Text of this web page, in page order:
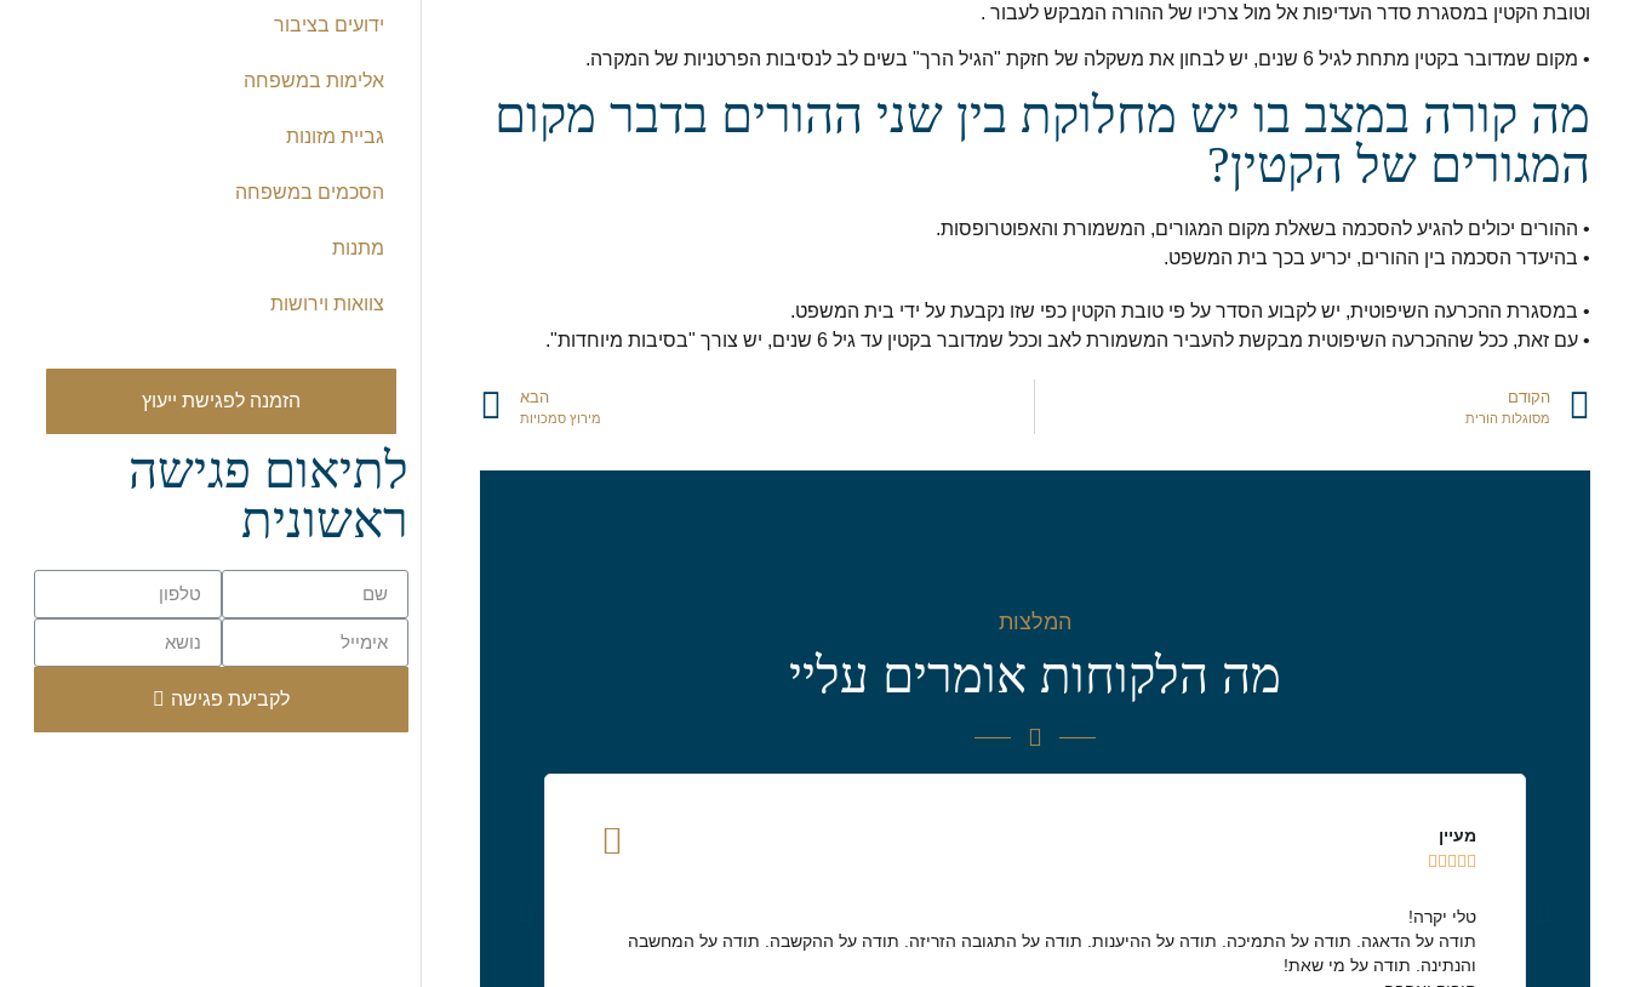
וטובת הקטין במסגרת סדר העדיפות אל מול צרכיו של ההורה המבקש לעבור .
• מקום שמדובר בקטין מתחת לגיל 6 שנים, יש לבחון את משקלה של חזקת "הגיל הרך" בשים לב לנסיבות הפרטניות של המקרה.
מה קורה במצב בו יש מחלוקת בין שני ההורים בדבר מקום
המגורים של הקטין?
• ההורים יכולים להגיע להסכמה בשאלת מקום המגורים, המשמורת והאפוטרופסות.
• בהיעדר הסכמה בין ההורים, יכריע בכך בית המשפט.
• במסגרת ההכרעה השיפוטית, יש לקבוע הסדר על פי טובת הקטין כפי שזו נקבעת על ידי בית המשפט.
• עם זאת, ככל שההכרעה השיפוטית מבקשת להעביר המשמורת לאב וככל שמדובר בקטין עד גיל 6 שנים, יש צורך "בסיבות מיוחדות".
הקודם
מסוגלות הורית
הבא
מירוץ סמכויות
המלצות
מה הלקוחות אומרים עליי
מעיין





טלי יקרה!
תודה על הדאגה. תודה על התמיכה. תודה על ההיענות. תודה על התגובה הזריזה. תודה על ההקשבה. תודה על המחשבה
והנתינה. תודה על מי שאת!
ידועים בציבור
אלימות במשפחה
גביית מזונות
הסכמים במשפחה
מתנות
צוואות וירושות
הזמנה לפגישת ייעוץ
לתיאום פגישה
ראשונית
לקביעת פגישה